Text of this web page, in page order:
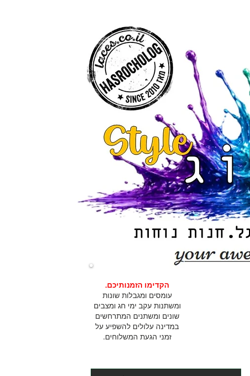
הקדימו הזמנותיכם.
עומסים ומגבלות שונות
ומשתנות עקב ימי חג ומצבים
שונים ומשתנים המתרחשים
במדינה עלולים להשפיע על
זמני הגעת המשלוחים.